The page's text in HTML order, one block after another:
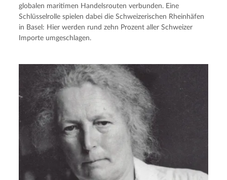
globalen maritimen Handelsrouten verbunden. Eine
Schlüsselrolle spielen dabei die Schweizerischen Rheinhäfen
in Basel: Hier werden rund zehn Prozent aller Schweizer
Importe umgeschlagen.